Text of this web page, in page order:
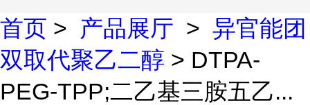
首页 > 产品展厅 > 异官能团
双取代聚乙二醇 > DTPA-
PEG-TPP;二乙基三胺五乙...